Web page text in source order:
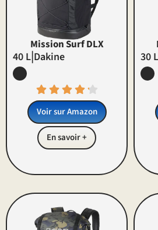
Mission Surf DLX
40 L|Dakine
Voir sur Amazon
En savoir +
30 L